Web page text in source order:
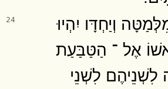
24
וְיַחְדָּו יִהְיוּ
אֶל ־ הַטַּבַּעַת
לִשְׁנֵיהֶם לִשְׁנֵי